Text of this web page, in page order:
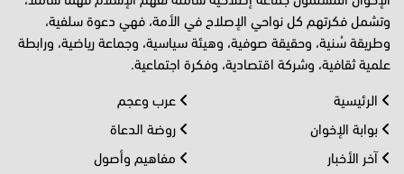
وتشمل فكرتهم كل نواحي الإصلاح في الأمة، فهي دعوة سلفية،
وطريقة سُنية، وحقيقة صوفية، وهيئة سياسية، وجماعة رياضية، ورابطة
علمية ثقافية، وشركة اقتصادية، وفكرة اجتماعية.
الرئيسية
بوابة الإخوان
آخر الأخبار
عرب وعجم
روضة الدعاة
مفاهيم وأصول